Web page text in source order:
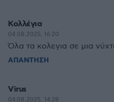
Κολλέγια
04.08.2025, 16:20
Όλα τα κολεγια σε μια
ΑΠΑΝΤΗΣΗ
Virus
04.08.2025, 14:28